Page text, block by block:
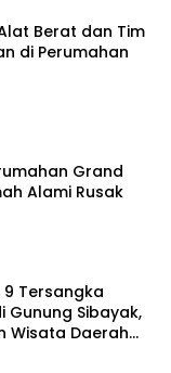
Berat dan Tim
di Perumahan
Grand
Alami Rusak
Tersangka
Gunung Sibayak,
Wisata Daerah